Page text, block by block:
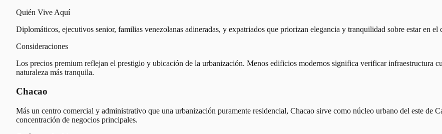
Quién Vive Aquí
Diplomáticos, ejecutivos senior, familias venezolanas adineradas, y expatriados que priorizan elegancia y tranquilidad sobre estar en el
Consideraciones
Los precios premium reflejan el prestigio y ubicación de la urbanización. Menos edificios modernos significa verificar infraestructura
naturaleza más tranquila.
Chacao
Más un centro comercial y administrativo que una urbanización puramente residencial, Chacao sirve como núcleo urbano del este de
concentración de negocios principales.